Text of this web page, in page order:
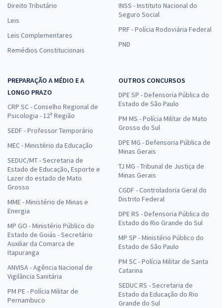
Direito Tributário
Leis
Leis Complementares
Remédios Constitucionais
INSS - Instituto Nacional do
Seguro Social
PRF - Polícia Rodoviária Federal
PND
PREPARAÇÃO A MÉDIO E A
LONGO PRAZO
CRP SC - Conselho Regional de
Psicologia - 12ª Região
SEDF - Professor Temporário
MEC - Ministério da Educação
SEDUC/MT - Secretaria de
Estado de Educação, Esporte e
Lazer do estado de Mato
Grosso
MME - Ministério de Minas e
Energia
MP GO - Ministério Público do
Estado de Goiás - Secretário
Auxiliar da Comarca de
Itapuranga
ANVISA - Agência Nacional de
Vigilância Sanitária
PM PE - Polícia Militar de
Pernambuco
OUTROS CONCURSOS
DPE SP - Defensoria Pública do
Estado de São Paulo
PM MS - Polícia Militar de Mato
Grosso do Sul
DPE MG - Defensoria Pública de
Minas Gerais
TJ MG - Tribunal de Justiça de
Minas Gerais
CGDF - Controladoria Geral do
Distrito Federal
DPE RS - Defensoria Pública do
Estado do Rio Grande do Sul
MP SP - Ministério Público do
Estado de São Paulo
PM SC - Polícia Militar de Santa
Catarina
SEDUC RS - Secretaria de
Estado da Educação do Rio
Grande do Sul